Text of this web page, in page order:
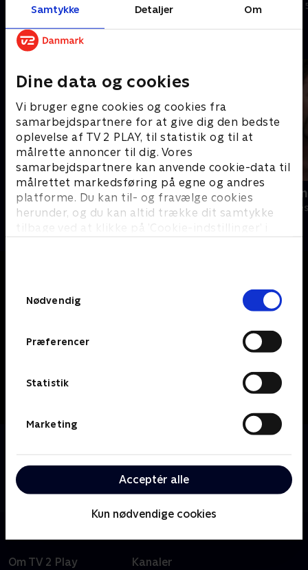
Samtykke Detaljer Om
Dine data og cookies
Vi bruger egne cookies og cookies fra
samarbejdspartnere for at give dig den bedste
oplevelse af TV 2 PLAY, til statistik og til at
målrette annoncer til dig. Vores
samarbejdspartnere kan anvende cookie-data til
målrettet markedsføring på egne og andres
platforme. Du kan til- og fravælge cookies
herunder, og du kan altid trække dit samtykke
tilbage ved at klikke på ’Cookie-indstillinger’ i
Nødvendig
Præferencer
Statistik
Marketing
Acceptér alle
Kun nødvendige cookies
Andre så også
Anstalten
Komedie • 1 sæsoner
Hvor
Komedie • 1
og som kan prale af at have været Storbritanniens
mest sete tv-serie.
Om TV 2 Play Kanaler